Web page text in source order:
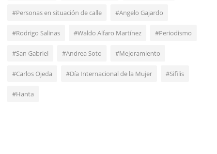
#Personas en situación de calle #Angelo Gajardo
#Rodrigo Salinas #Waldo Alfaro Martínez #Periodismo
#San Gabriel #Andrea Soto #Mejoramiento
#Carlos Ojeda #Día Internacional de la Mujer #Sifilis
#Hanta